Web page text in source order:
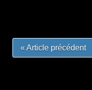
« Article précédent